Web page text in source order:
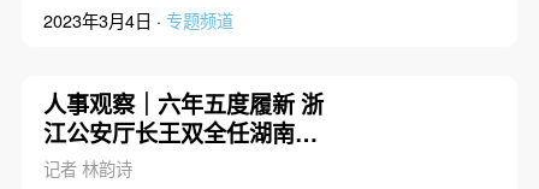
2023年3月4日 · 专题频道
人事观察｜六年五度履新 浙
江公安厅长王双全任湖南纪
委书记
记者 林韵诗